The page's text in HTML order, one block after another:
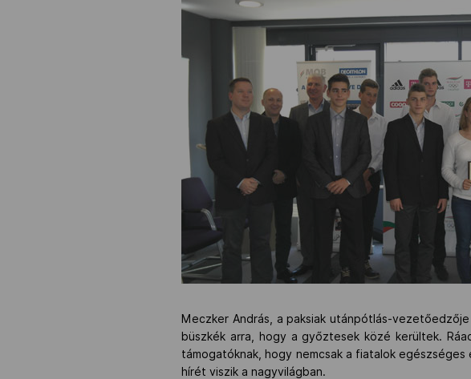
Meczker András, a paksiak utánpótlás-
büszkék arra, hogy a győztesek közé kerültek.
támogatóknak, hogy nemcsak a fiatalok
hírét viszik a nagyvilágban.